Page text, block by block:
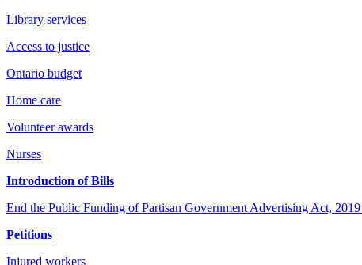
Library services
Access to justice
Ontario budget
Home care
Volunteer awards
Nurses
Introduction of Bills
End the Public Funding of Partisan Government Advertising Act,
Petitions
Injured workers